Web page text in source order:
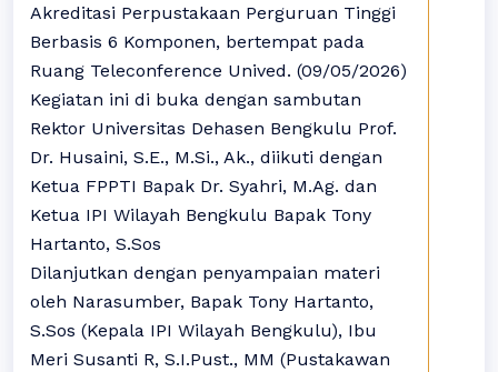
Akreditasi Perpustakaan Perguruan Tinggi
Berbasis 6 Komponen, bertempat pada
Ruang Teleconference Unived. (09/05/2026)
Kegiatan ini di buka dengan sambutan
Rektor Universitas Dehasen Bengkulu Prof.
Dr. Husaini, S.E., M.Si., Ak., diikuti dengan
Ketua FPPTI Bapak Dr. Syahri, M.Ag. dan
Ketua IPI Wilayah Bengkulu Bapak Tony
Hartanto, S.Sos
Dilanjutkan dengan penyampaian materi
oleh Narasumber, Bapak Tony Hartanto,
S.Sos (Kepala IPI Wilayah Bengkulu), Ibu
Meri Susanti R, S.I.Pust., MM (Pustakawan